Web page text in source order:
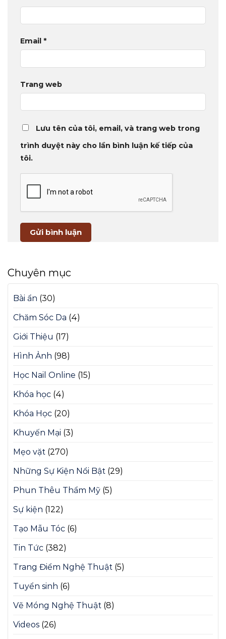
Email *
Trang web
Lưu tên của tôi, email, và trang web trong
trình duyệt này cho lần bình luận kế tiếp của
tôi.
Chuyên mục
Bài ẩn (30)
Chăm Sóc Da (4)
Giới Thiệu (17)
Hình Ảnh (98)
Học Nail Online (15)
Khóa học (4)
Khóa Học (20)
Khuyến Mại (3)
Mẹo vặt (270)
Những Sự Kiện Nổi Bật (29)
Phun Thêu Thẩm Mỹ (5)
Sự kiện (122)
Tạo Mẫu Tóc (6)
Tin Tức (382)
Trang Điểm Nghệ Thuật (5)
Tuyển sinh (6)
Vẽ Móng Nghệ Thuật (8)
Videos (26)